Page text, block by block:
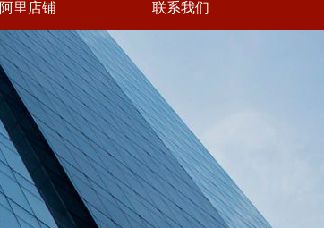
阿里店铺 联系我们